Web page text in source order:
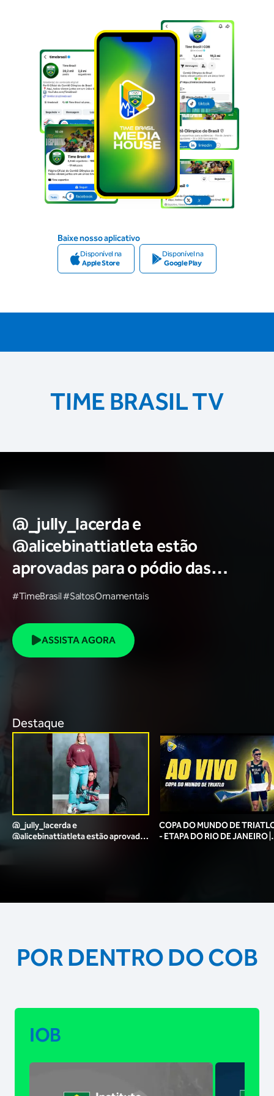
Baixe nosso aplicativo
Disponível na
Apple Store
Disponível na
Google Play
TIME BRASIL TV
@_jully_lacerda​ e
@alicebinattiatleta​ estão
aprovadas para o pódio das
poses? 🥇✨
#TimeBrasil #SaltosOrnamentais
ASSISTA AGORA
Destaque
@_jully_lacerda​ e
@alicebinattiatleta​ estão aprovadas
COPA DO MUNDO DE
- ETAPA DO RIO DE JANEIRO |
POR DENTRO DO COB
IOB